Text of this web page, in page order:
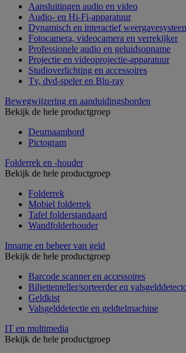
Aansluitingen audio en video
Audio- en Hi-Fi-apparatuur
Dynamisch en interactief
Fotocamera, videocamera en verrekijker
Professionele audio en geluidsopname
Projectie en videoprojectie-apparatuur
Studioverlichting en accessoires
Tv, dvd-speler en Blu-ray
Bewegwijzering en aanduidingsborden
Bekijk de hele productgroep
Deurnaambord
Pictogram
Folderrek en -houder
Bekijk de hele productgroep
Folderrek
Mobiel folderrek
Tafel folderstandaard
Wandfolderhouder
Inname en beheer van geld
Bekijk de hele productgroep
Barcode scanner en accessoires
Biljettenteller/sorteerder en
Geldkist
Valsgelddetectie en geldtelmachine
IT en multimedia
Bekijk de hele productgroep